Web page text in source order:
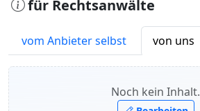
für Rechtsanwälte
vom Anbieter selbst von uns
Noch kein Inhalt.